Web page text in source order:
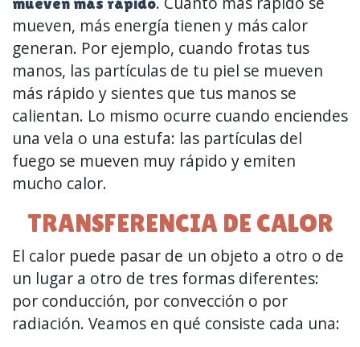
mueven, más energía tienen y más calor
generan. Por ejemplo, cuando frotas tus
manos, las partículas de tu piel se mueven
más rápido y sientes que tus manos se
calientan. Lo mismo ocurre cuando enciendes
una vela o una estufa: las partículas del
fuego se mueven muy rápido y emiten
mucho calor.
TRANSFERENCIA DE CALOR
El calor puede pasar de un objeto a otro o de
un lugar a otro de tres formas diferentes:
por conducción, por convección o por
radiación. Veamos en qué consiste cada una: